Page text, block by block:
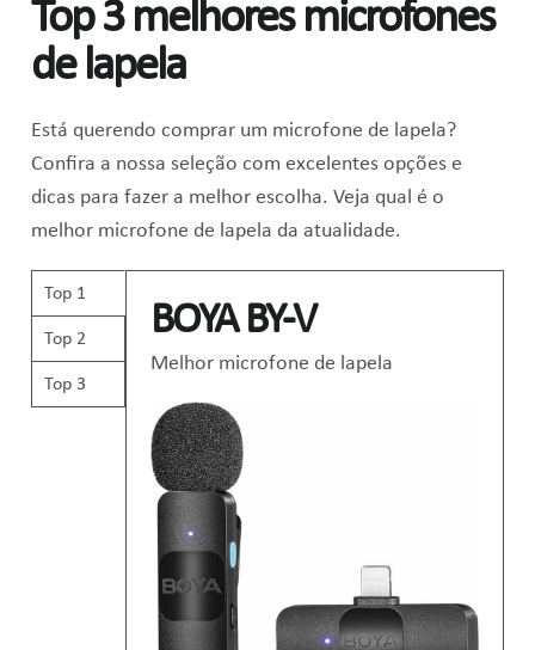
Top 3 melhores microfones
de lapela
Está querendo comprar um microfone de lapela?
Confira a nossa seleção com excelentes opções e
dicas para fazer a melhor escolha. Veja qual é o
melhor microfone de lapela da atualidade.
Top 1
Top 2
Top 3
BOYA BY-V
Melhor microfone de lapela